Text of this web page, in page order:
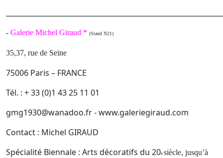
- Galerie Michel Giraud * (Stand N21)
35,37, rue de Seine
75006 Paris – FRANCE
Tél. : + 33 (0)1 43 25 11 01
gmg1930@wanadoo.fr - www.galeriegiraud.com
Contact : Michel GIRAUD
Spécialité Biennale : Arts décoratifs du 20e siècle, jusqu’à